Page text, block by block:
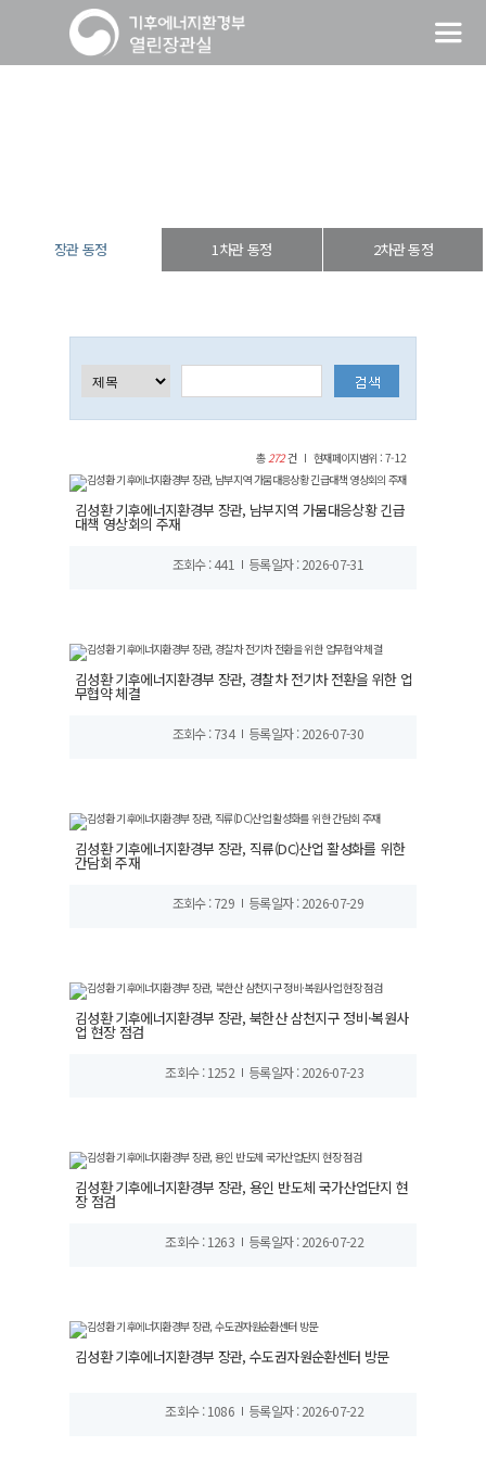
장관 동정 1차관 동정 2차관 동정
총272건 현재페이지범위 : 7-12
김성환 기후에너지환경부 장관, 남부지역 가뭄대응상황 긴급
대책 영상회의 주재
조회수 : 441 등록일자 : 2026-07-31
김성환 기후에너지환경부 장관, 경찰차 전기차 전환을 위한 업
무협약 체결
조회수 : 734 등록일자 : 2026-07-30
김성환 기후에너지환경부 장관, 직류(DC)산업 활성화를 위한
간담회 주재
조회수 : 729 등록일자 : 2026-07-29
김성환 기후에너지환경부 장관, 북한산 삼천지구 정비·복원사
업 현장 점검
조회수 : 1252 등록일자 : 2026-07-23
김성환 기후에너지환경부 장관, 용인 반도체 국가산업단지 현
장 점검
조회수 : 1263 등록일자 : 2026-07-22
김성환 기후에너지환경부 장관, 수도권자원순환센터 방문
조회수 : 1086 등록일자 : 2026-07-22